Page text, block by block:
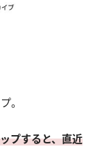
。
プすると、直近